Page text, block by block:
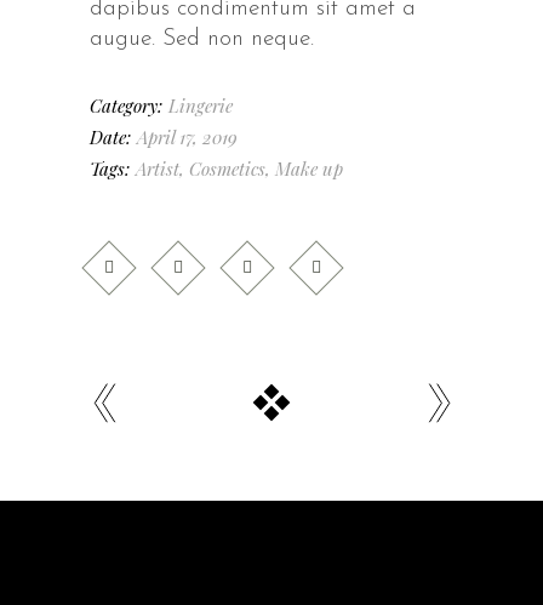
dapibus condimentum sit amet a
augue. Sed non neque.
Category: Lingerie
Date: April 17, 2019
Tags: Artist, Cosmetics, Make up